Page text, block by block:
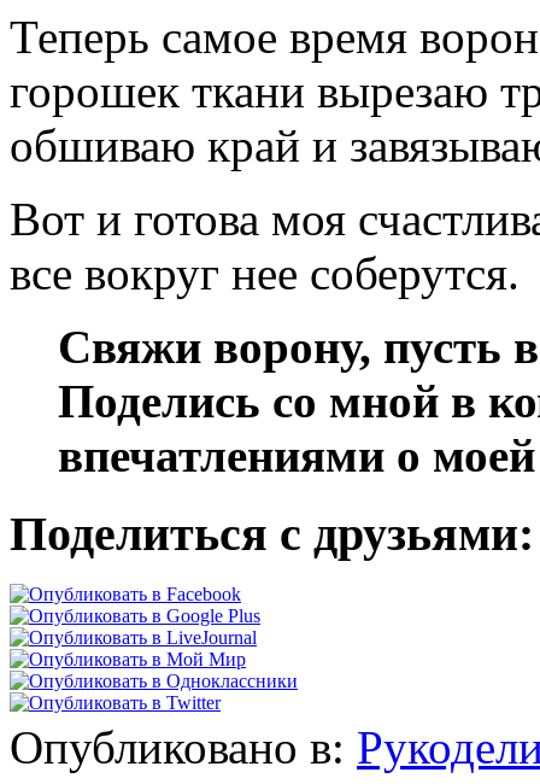
Теперь самое время
горошек ткани вырезаю
обшиваю край и
Вот и готова моя
все вокруг нее соберутся.
Свяжи ворону, пусть
Поделись со мной в
впечатлениями о
Поделиться с друзьями:
Опубликовано в: